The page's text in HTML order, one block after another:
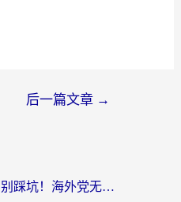
后一篇文章 →
NordVPN翻墙回国？别踩坑！海外党无缝访问国内资源的真实指南